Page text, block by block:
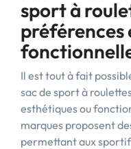
sport à
préférences
Il est tout à fait
sac de sport à
esthétiques ou
marques proposent
permettant aux